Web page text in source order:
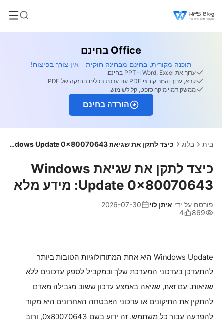
Office בחינם
תוכנה מקורית, בחינם מבחינה חוקית - אין צורך בפיצוח!
ערוך את Word, Excel ו-PPT בחינם.
קרא, ערוך והמר קובצי PDF עם ערכת הכלים החזקה של PDF.
ממשק דמוי מיקרוסופט, קל לשימוש.
הורדה בחינם
בית בלוג כיצד לתקן את שגיאת Windows Update 0x80070643: מידע מלא
כיצד לתקן את שגיאת Windows
Update 0x80070643: מידע מלא
פורסם על ידי איתן לוי
2026-07-30
869
4
Windows Update היא אחת המתודולוגיות הטובות ביותר
להתעדכן בעדכוני המערכת שלך ובמקביל לספק עדכונים ללא
שגיאות. עם זאת, שגיאה באמצע עדכון ששוב מגבילה מאדם
להתקין את התיקונים או עדכוני האבטחה האחרונים היא מקור
להפרעה עבור כל משתמש. זה ידוע בשם 0x80070643, ורוב